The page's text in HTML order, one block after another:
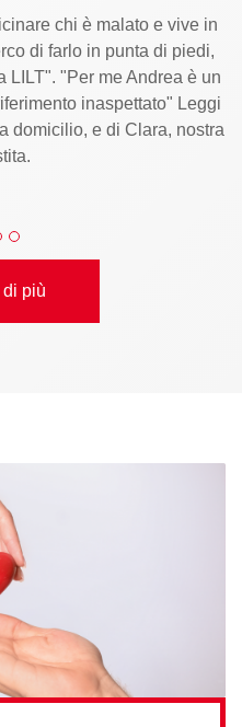
chi è malato e vive in
di farlo in punta di piedi,
LILT". "Per me Andrea è un
inaspettato" Leggi
domicilio, e di Clara, nostra
più